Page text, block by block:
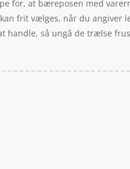
for, at bæreposen med
frit vælges, når du angiver
så ungå de trælse